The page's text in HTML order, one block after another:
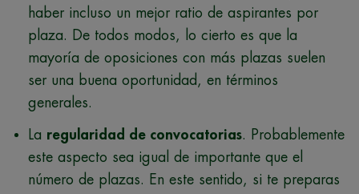
haber incluso un mejor ratio de aspirantes por
plaza. De todos modos, lo cierto es que la
mayoría de oposiciones con más plazas suelen
ser una buena oportunidad, en términos
generales.
La regularidad de convocatorias. Probablemente
este aspecto sea igual de importante que el
número de plazas. En este sentido, si te preparas